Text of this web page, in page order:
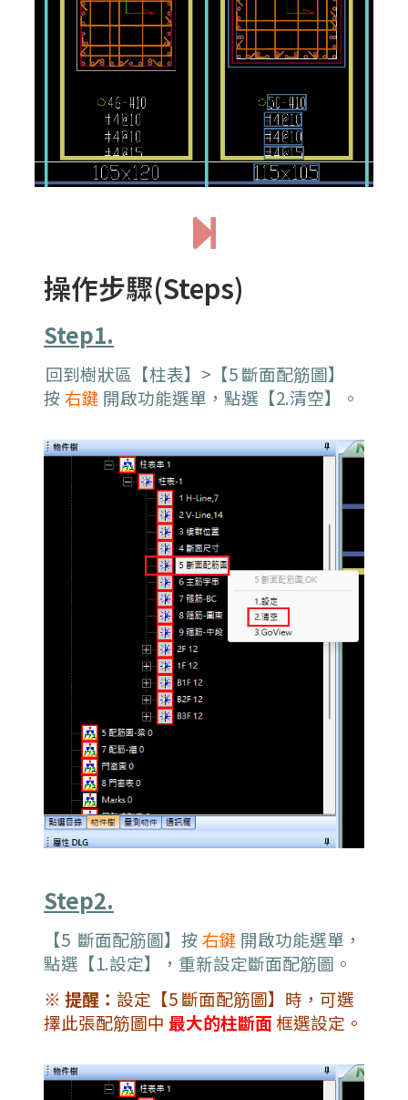
操作步驟(Steps)
Step1.
回到樹狀區【柱表】>【5 斷面配筋圖】
按右鍵 開啟功能選單，點選【2.清空】。
Step2.
【5 斷面配筋圖】 按右鍵 開啟功能選單，
點選 【1.設定】，重新設定斷面配筋圖。
※ 提醒： 設定【5 斷面配筋圖】時，可選
擇此張配筋圖中 最大的柱斷面框選設定。